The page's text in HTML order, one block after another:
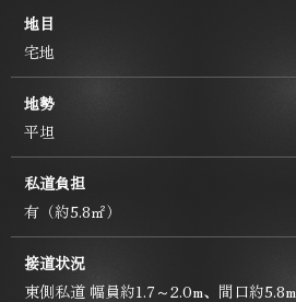
地目
宅地
地勢
平坦
私道負担
有（約5.8㎡）
接道状況
東側私道 幅員約1.7～2.0m、間口約5.8m